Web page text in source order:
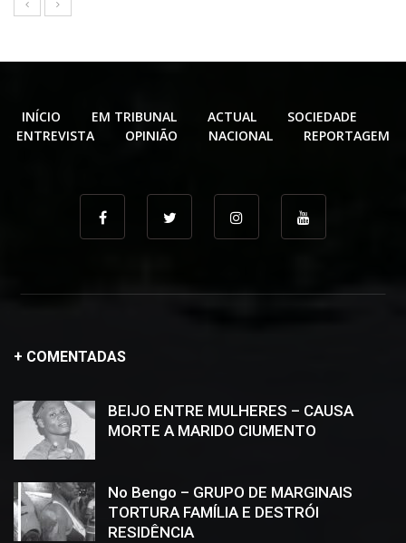
INÍCIO EM TRIBUNAL ACTUAL
SOCIEDADE
ENTREVISTA
OPINIÃO NACIONAL REPORTAGEM
+ COMENTADAS
BEIJO ENTRE MULHERES – CAUSA
MORTE A MARIDO CIUMENTO
No Bengo – GRUPO DE MARGINAIS
TORTURA FAMÍLIA E DESTRÓI
RESIDÊNCIA